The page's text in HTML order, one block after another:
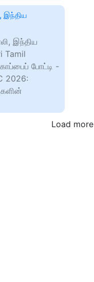
இந்திய
இந்திய
Tamil
போட்டி -
2026:
Load more